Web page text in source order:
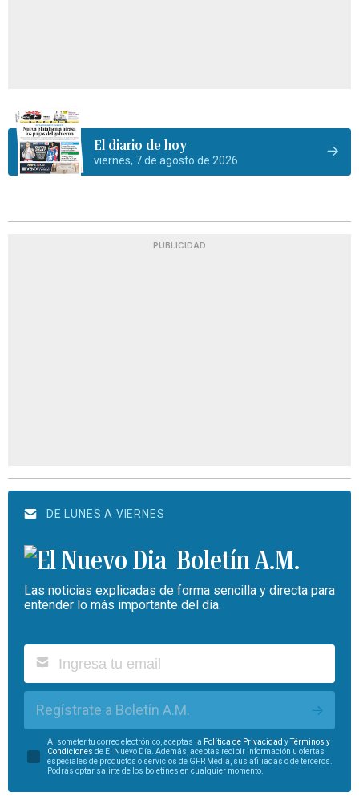
El diario de hoy
viernes, 7 de agosto de 2026
PUBLICIDAD
DE LUNES A VIERNES
Boletín A.M.
Las noticias explicadas de forma sencilla y directa para
entender lo más importante del día.
Regístrate a Boletín A.M.
Al someter tu correo electrónico, aceptas la Política de Privacidad yTérminos y
Condiciones de El Nuevo Día. Además, aceptas recibir información u ofertas
especiales de productos o servicios de GFR Media, sus afiliadas o de terceros.
Podrás optar salirte de los boletines en cualquier momento.